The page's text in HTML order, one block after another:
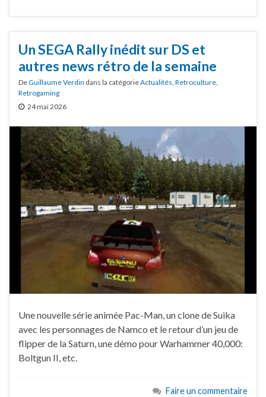
Un SEGA Rally inédit sur DS et
autres news rétro de la semaine
DeGuillaume Verdin dans la catégorieActualités, Retroculture,
Retrogaming
24 mai 2026
Une nouvelle série animée Pac-Man, un clone de Suika
avec les personnages de Namco et le retour d’un jeu de
flipper de la Saturn, une démo pour Warhammer 40,000:
Boltgun II, etc.
Faire un commentaire